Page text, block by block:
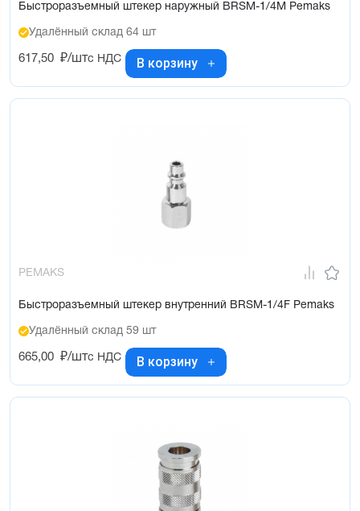
Быстроразъемный штекер наружный BRSM-1/4M Pemaks
Удалённый склад 64 шт
617,50 ₽/штс НДС В корзину
PEMAKS
Быстроразъемный штекер внутренний BRSM-1/4F Pemaks
Удалённый склад 59 шт
665,00 ₽/штс НДС В корзину